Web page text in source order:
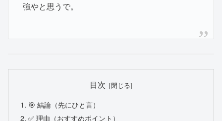
強やと思うで。
目次
🎯 結論（先にひと言）
✅ 理由（おすすめポイント）